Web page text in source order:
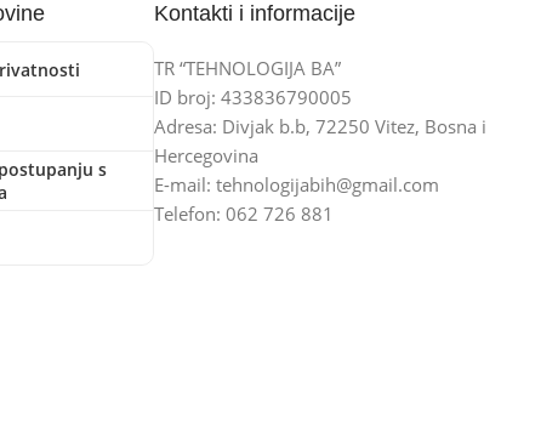
s
Kontakti i informacije
TR “TEHNOLOGIJA BA”
ID broj: 433836790005
Adresa: Divjak b.b, 72250 Vitez, Bosna i
Hercegovina
E-mail: tehnologijabih@gmail.com
Telefon: 062 726 881